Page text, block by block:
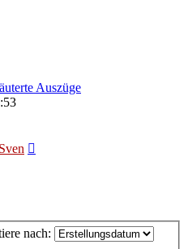
Auszüge
Sven
nach: